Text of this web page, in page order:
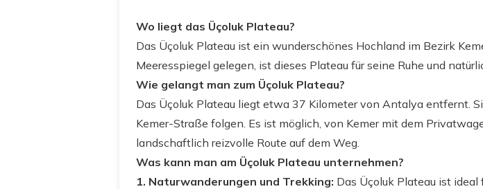
Wo liegt das Üçoluk Plateau?
Das Üçoluk Plateau ist ein wunderschönes Hochland im Bezirk
Meeresspiegel gelegen, ist dieses Plateau für seine Ruhe und
Wie gelangt man zum Üçoluk Plateau?
Das Üçoluk Plateau liegt etwa 37 Kilometer von Antalya entfernt.
Kemer-Straße folgen. Es ist möglich, von Kemer mit dem
landschaftlich reizvolle Route auf dem Weg.
Was kann man am Üçoluk Plateau unternehmen?
1. Naturwanderungen und Trekking: Das Üçoluk Plateau ist